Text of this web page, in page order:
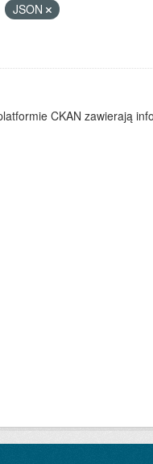
JSON
CKAN zawierają